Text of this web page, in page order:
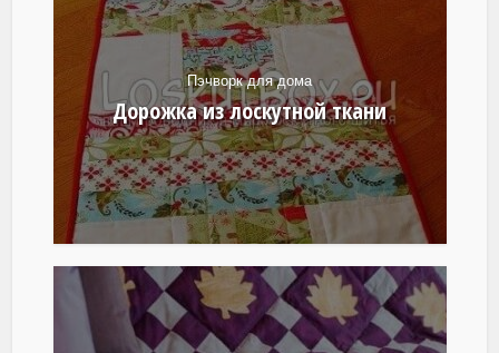
Пэчворк для дома
Дорожка из лоскутной ткани